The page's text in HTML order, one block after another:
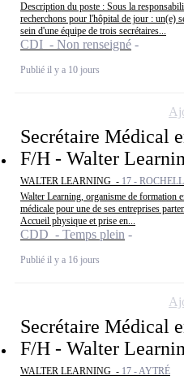
Description du poste : Sous la
recherchons pour l'hôpital de jour : un(e)
sein d'une équipe de trois secrétaires...
CDI - Non renseigné
Publié il y a 10 jours
Secrétaire Médical
F/H - Walter
WALTER LEARNING - 17 -
Walter Learning, organisme de formation
médicale pour une de ses entreprises
Accueil physique et prise en...
CDD - Temps plein
Publié il y a 16 jours
Secrétaire Médical
F/H - Walter
WALTER LEARNING - 17 - AYTRÉ